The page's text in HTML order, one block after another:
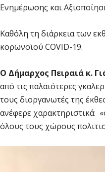
Ενημέρωσης και
Καθόλη τη διάρκεια των
κορωνοϊού COVID-19.
Ο Δήμαρχος Πειραιά κ.
από τις παλαιότερες
τους διοργανωτές της
ανέφερε χαρακτηριστικά:
όλους τους χώρους